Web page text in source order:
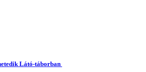
Látó-táborban